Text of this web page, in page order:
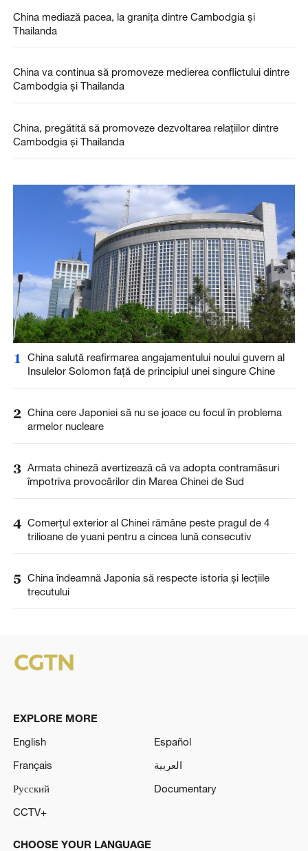
China mediază pacea, la granița dintre Cambodgia și
Thailanda
China va continua să promoveze medierea conflictului dintre
Cambodgia și Thailanda
China, pregătită să promoveze dezvoltarea relațiilor dintre
Cambodgia și Thailanda
1
China salută reafirmarea angajamentului noului guvern al
Insulelor Solomon față de principiul unei singure Chine
2 China cere Japoniei să nu se joace cu focul în problema
armelor nucleare
3 Armata chineză avertizează că va adopta contramăsuri
împotriva provocărilor din Marea Chinei de Sud
4 Comerțul exterior al Chinei rămâne peste pragul de 4
trilioane de yuani pentru a cincea lună consecutiv
5 China îndeamnă Japonia să respecte istoria și lecțiile
trecutului
EXPLORE MORE
English
Español
Français
العربية
Русский
Documentary
CCTV+
CHOOSE YOUR LANGUAGE